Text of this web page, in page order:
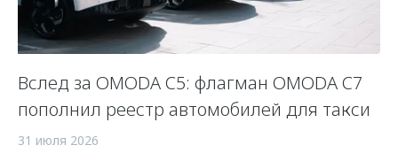
Вслед за OMODA C5: флагман OMODA C7
пополнил реестр автомобилей для такси
31 июля 2026